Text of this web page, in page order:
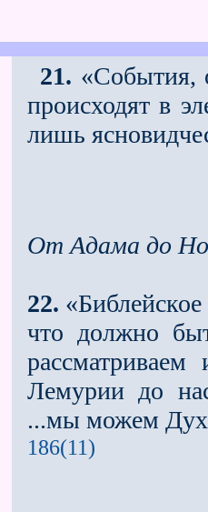
21. «События,
происходят в
лишь
От Адама до
22.
что должно
Лемурии до
...мы можем
186(11)